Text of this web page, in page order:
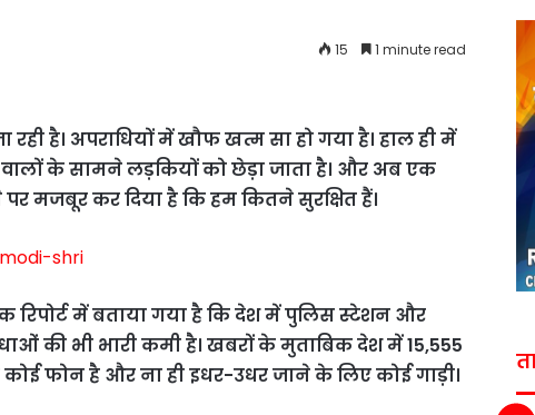
15 1 minute read
है। अपराधियों में खौफ खत्म सा हो गया है। हाल ही में
के सामने लड़कियों को छेड़ा जाता है। और अब एक
मजबूर कर दिया है कि हम कितने सुरक्षित हैं।
रिपोर्ट में बताया गया है कि देश में पुलिस स्टेशन और
की भी भारी कमी है। खबरों के मुताबिक देश में 15,555
फोन है और ना ही इधर-उधर जाने के लिए कोई गाड़ी।